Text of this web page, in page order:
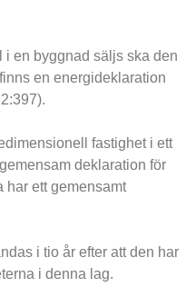
i en byggnad säljs ska den
en energideklaration
fastighet i ett
deklaration för
har ett gemensamt
i tio år efter att den har
i denna lag.